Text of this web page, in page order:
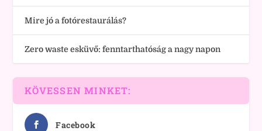
Mire jó a fotórestaurálás?
Zero waste esküvő: fenntarthatóság a nagy napon
KÖVESSEN MINKET:
Facebook